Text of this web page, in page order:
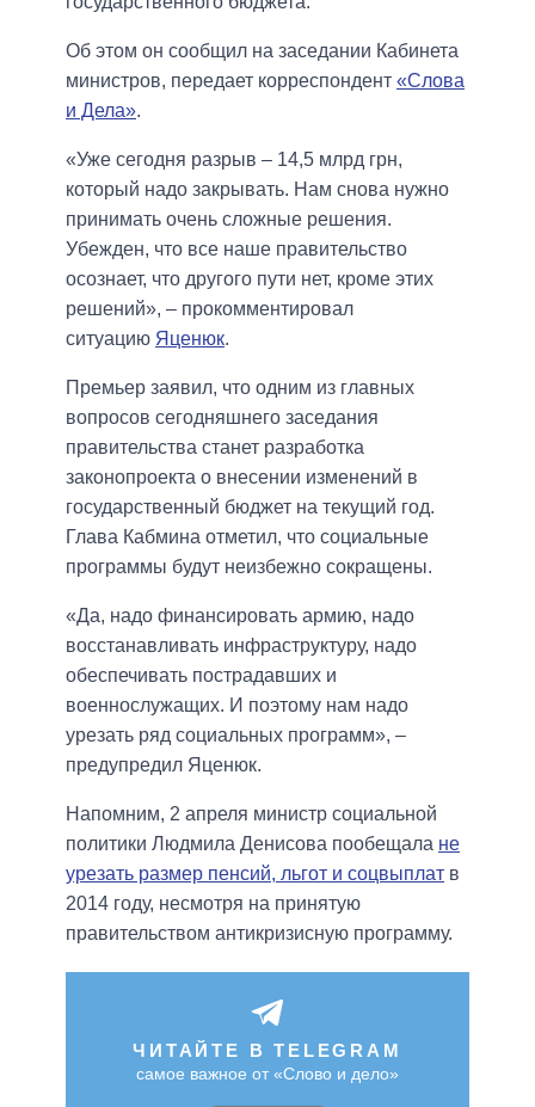
Об этом он сообщил на заседании Кабинета
министров, передает корреспондент «Слова
и Дела».
«Уже сегодня разрыв – 14,5 млрд грн,
который надо закрывать. Нам снова нужно
принимать очень сложные решения.
Убежден, что все наше правительство
осознает, что другого пути нет, кроме этих
решений», – прокомментировал
ситуацию Яценюк.
Премьер заявил, что одним из главных
вопросов сегодняшнего заседания
правительства станет разработка
законопроекта о внесении изменений в
государственный бюджет на текущий год.
Глава Кабмина отметил, что социальные
программы будут неизбежно сокращены.
«Да, надо финансировать армию, надо
восстанавливать инфраструктуру, надо
обеспечивать пострадавших и
военнослужащих. И поэтому нам надо
урезать ряд социальных программ», –
предупредил Яценюк.
Напомним, 2 апреля министр социальной
политики Людмила Денисова пообещала не
урезать размер пенсий, льгот и соцвыплат в
2014 году, несмотря на принятую
правительством антикризисную программу.
ЧИТАЙТЕ В TELEGRAM
самое важное от «Слово и дело»